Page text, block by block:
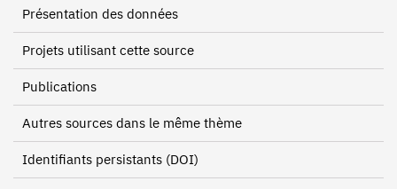
Présentation des données
Projets utilisant cette source
Publications
Autres sources dans le même thème
Identifiants persistants (DOI)